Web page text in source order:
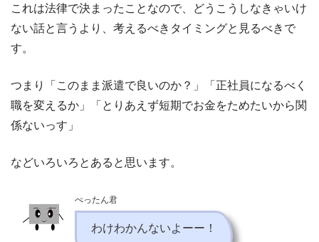
これは法律で決まったことなので、どうこうしなきゃいけ
ない話と言うより、考えるべきタイミングと見るべきで
す。
つまり「このまま派遣で良いのか？」「正社員になるべく
職を変えるか」「とりあえず短期でお金をためたいから関
係ないっす」
などいろいろとあると思います。
ぺったん君
わけわかんないよーー！